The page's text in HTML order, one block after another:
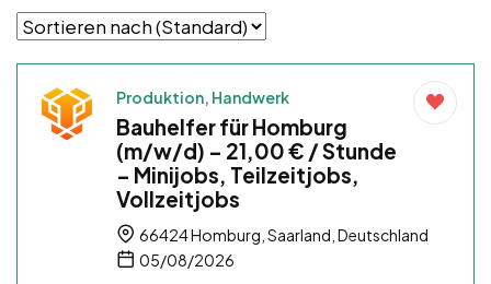
Produktion, Handwerk
Bauhelfer für Homburg
(m/w/d) – 21,00 € / Stunde
– Minijobs, Teilzeitjobs,
Vollzeitjobs
66424 Homburg, Saarland, Deutschland
05/08/2026